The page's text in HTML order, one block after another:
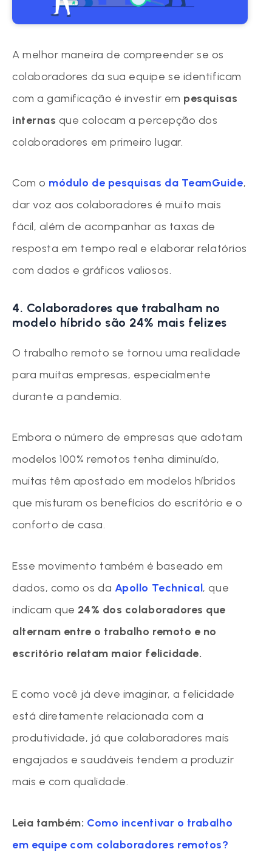
A melhor maneira de compreender se os
colaboradores da sua equipe se identificam
com a gamificação é investir em pesquisas
internas que colocam a percepção dos
colaboradores em primeiro lugar.
Com o módulo de pesquisas da TeamGuide,
dar voz aos colaboradores é muito mais
fácil, além de acompanhar as taxas de
resposta em tempo real e elaborar relatórios
com dados e gráficos valiosos.
4. Colaboradores que trabalham no
modelo híbrido são 24% mais felizes
O trabalho remoto se tornou uma realidade
para muitas empresas, especialmente
durante a pandemia.
Embora o número de empresas que adotam
modelos 100% remotos tenha diminuído,
muitas têm apostado em modelos híbridos
que misturam os benefícios do escritório e o
conforto de casa.
Esse movimento também é baseado em
dados, como os da Apollo Technical, que
indicam que 24% dos colaboradores que
alternam entre o trabalho remoto e no
escritório relatam maior felicidade.
E como você já deve imaginar, a felicidade
está diretamente relacionada com a
produtividade, já que colaboradores mais
engajados e saudáveis tendem a produzir
mais e com qualidade.
Leia também: Como incentivar o trabalho
em equipe com colaboradores remotos?